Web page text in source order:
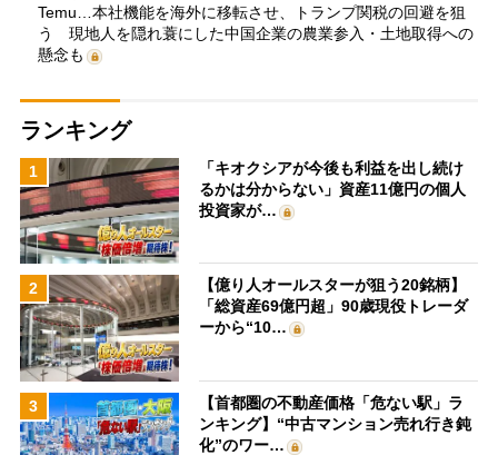
Temu…本社機能を海外に移転させ、トランプ関税の回避を狙
う 現地人を隠れ蓑にした中国企業の農業参入・土地取得への
懸念も
ランキング
1
「キオクシアが今後も利益を出し続け
るかは分からない」資産11億円の個人
投資家が…
2
【億り人オールスターが狙う20銘柄】
「総資産69億円超」90歳現役トレーダ
ーから“10…
3
【首都圏の不動産価格「危ない駅」ラ
ンキング】“中古マンション売れ行き鈍
化”のワー…